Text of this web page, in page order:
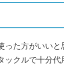
った方がいいと
ックルで十分代